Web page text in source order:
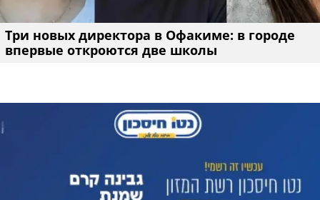
Три новых директора в Офакиме: в городе
впервые откроются две школы